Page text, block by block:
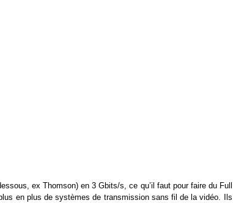
ex Thomson) en 3 Gbits/s, ce qu’il faut pour faire du Full
en plus de systèmes de transmission sans fil de la vidéo. Ils